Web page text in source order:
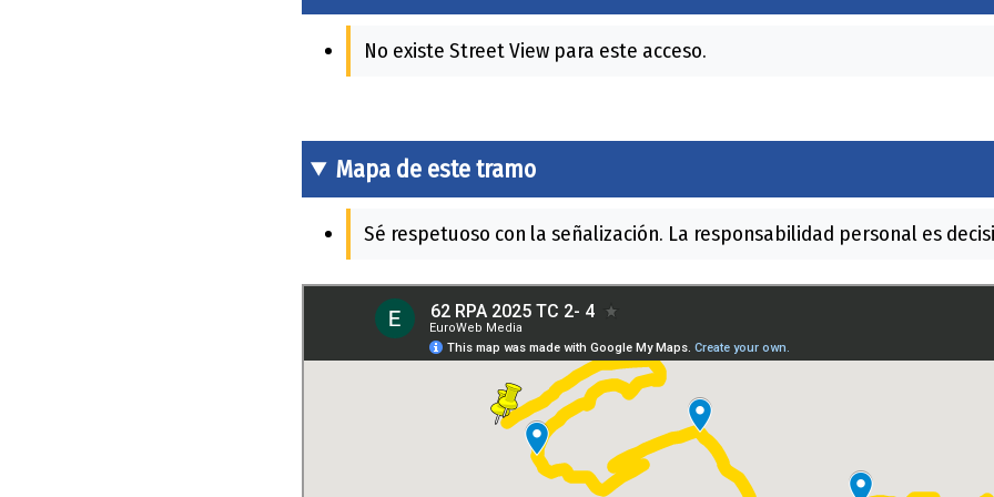
No existe Street View para este acceso.
Mapa de este tramo
Sé respetuoso con la señalización. La responsabilidad personal es